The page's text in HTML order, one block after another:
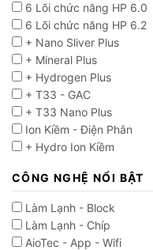
6 Lõi chức năng HP 6.0
6 Lõi chức năng HP 6.2
+ Nano Sliver Plus
+ Mineral Plus
+ Hydrogen Plus
+ T33 - GAC
+ T33 Nano Plus
Ion Kiềm - Điện Phân
+ Hydro Ion Kiềm
CÔNG NGHỆ NỔI BẬT
Làm Lạnh - Block
Làm Lạnh - Chíp
AioTec - App - Wifi